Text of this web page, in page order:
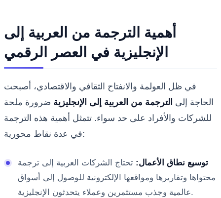
أهمية الترجمة من العربية إلى
الإنجليزية في العصر الرقمي
في ظل العولمة والانفتاح الثقافي والاقتصادي، أصبحت
الحاجة إلى الترجمة من العربية إلى الإنجليزية ضرورة ملحة
للشركات والأفراد على حد سواء. تتمثل أهمية هذه الترجمة
في عدة نقاط محورية:
توسيع نطاق الأعمال: تحتاج الشركات العربية إلى ترجمة
محتواها وتقاريرها ومواقعها الإلكترونية للوصول إلى أسواق
عالمية وجذب مستثمرين وعملاء يتحدثون الإنجليزية.